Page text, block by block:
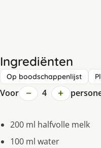
Ingrediënten
Op boodschappenlijst
Voor − 4 +
200 ml halfvolle melk
100 ml water